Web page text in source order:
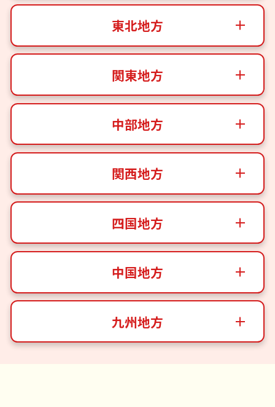
東北地方
関東地方
中部地方
関西地方
四国地方
中国地方
九州地方